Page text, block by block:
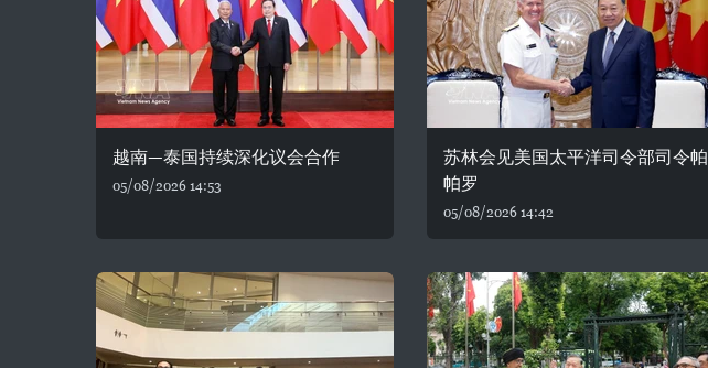
越南—泰国持续深化议会合作
05/08/2026 14:53
苏林会见美国太平洋司令部司令帕
帕罗
05/08/2026 14:42